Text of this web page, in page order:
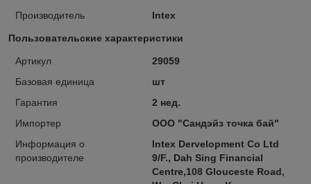
Производитель Intex
Пользовательские характеристики
Артикул
29059
Базовая единица
шт
Гарантия
2 нед.
Импортер
ООО "Сандэйз точка бай"
Информация о
производителе
Intex Dervelopment Co Ltd
9/F., Dah Sing Financial
Centre,108 Glouceste Road,